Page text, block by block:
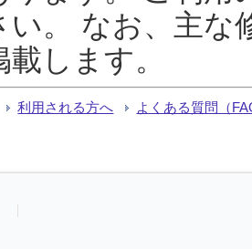
い。 なお、主な
します。
利用される方へ よくある質問（